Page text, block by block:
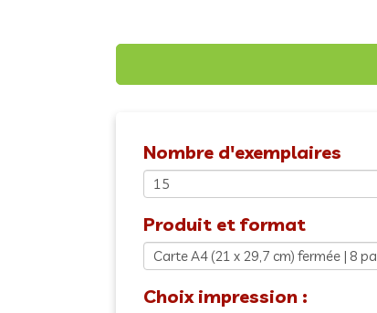
Nombre d'exemplaires
Produit et format
Choix impression :